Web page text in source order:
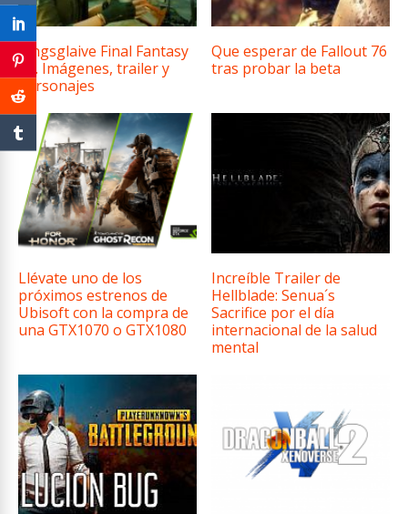
Kingsglaive Final Fantasy
XV. Imágenes, trailer y
personajes
Que esperar de Fallout 76
tras probar la beta
Llévate uno de los
próximos estrenos de
Ubisoft con la compra de
una GTX1070 o GTX1080
Increíble Trailer de
Hellblade: Senua´s
Sacrifice por el día
internacional de la salud
mental